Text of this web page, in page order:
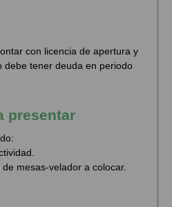
con licencia de apertura y
debe tener deuda en periodo
presentar
mesas-velador a colocar.